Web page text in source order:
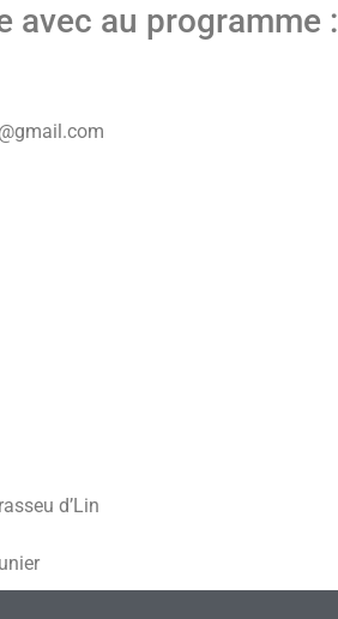
avec au programme :
d’Lin